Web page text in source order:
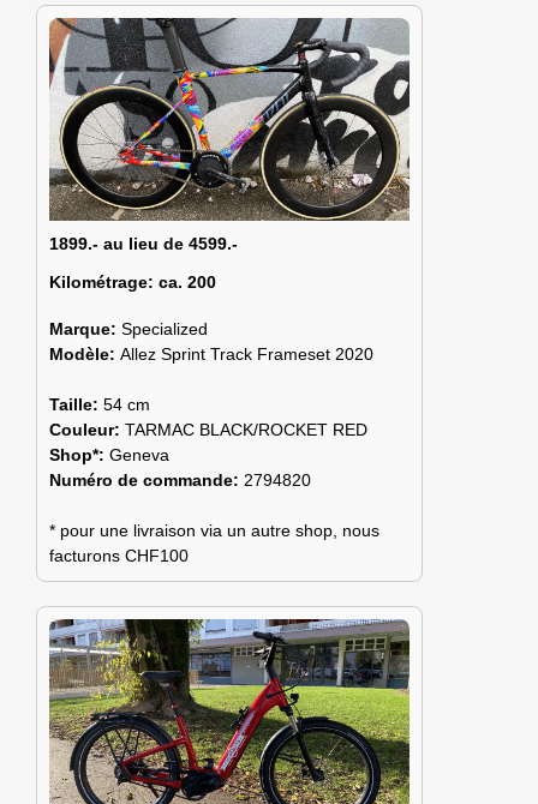
1899.- au lieu de 4599.-
Kilométrage: ca. 200
Marque: Specialized
Modèle: Allez Sprint Track Frameset 2020
Taille: 54 cm
Couleur: TARMAC BLACK/ROCKET RED
Shop*: Geneva
Numéro de commande: 2794820
* pour une livraison via un autre shop, nous
facturons CHF100